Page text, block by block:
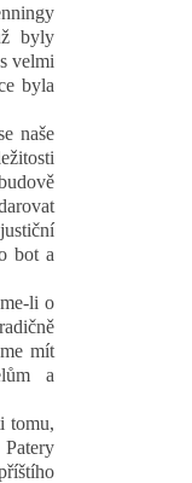
byly
velmi
byla
naše
bot a
li o
mít
a
tomu,